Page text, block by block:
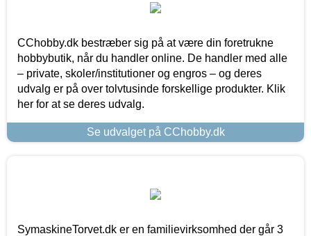
CChobby.dk bestræber sig på at være din foretrukne
hobbybutik, når du handler online. De handler med alle
– private, skoler/institutioner og engros – og deres
udvalg er på over tolvtusinde forskellige produkter. Klik
her for at se deres udvalg.
Se udvalget på CChobby.dk
SymaskineTorvet.dk er en familievirksomhed der går 3